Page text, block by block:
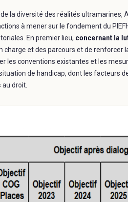
la diversité des réalités ultramarines,
à mener sur le fondement du
En premier lieu, concernant la
charge et des parcours et de renforcer
les conventions existantes et les
de handicap, dont les facteurs
au droit.